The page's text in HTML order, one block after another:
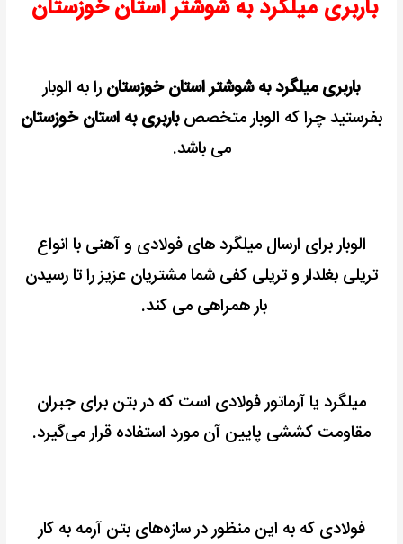
باربری میلگرد به شوشتر استان خوزستان
باربری میلگرد به شوشتر استان خوزستان را به الوبار
بفرستید چرا که الوبار متخصصباربری به استان خوزستان
می باشد.
الوبار برای ارسال میلگرد های فولادی و آهنی با انواع
تریلی بغلدار و تریلی کفی شما مشتریان عزیز را تا رسیدن
بار همراهی می کند.
میلگرد یا آرماتور فولادی است که در بتن برای جبران
مقاومت کششی پایین آن مورد استفاده قرار می‌گیرد.
فولادی که به این منظور در سازه‌های بتن آرمه به کار